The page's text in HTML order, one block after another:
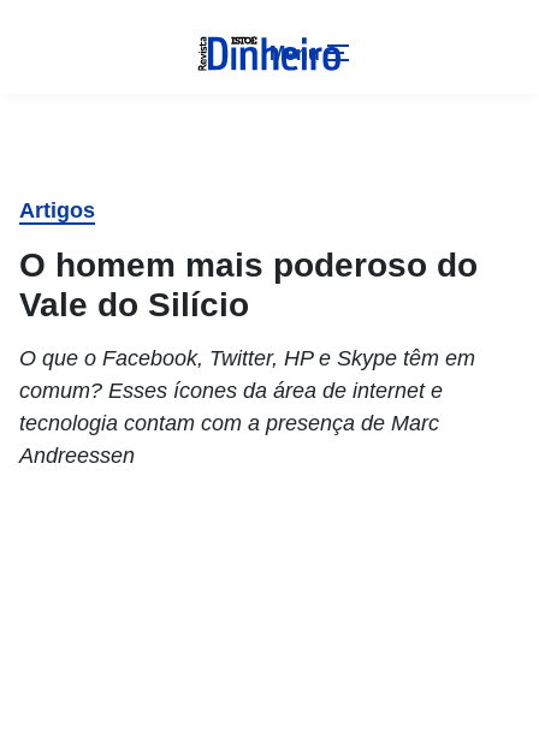
Menu
Artigos
O homem mais poderoso do
Vale do Silício
O que o Facebook, Twitter, HP e Skype têm em
comum? Esses ícones da área de internet e
tecnologia contam com a presença de Marc
Andreessen